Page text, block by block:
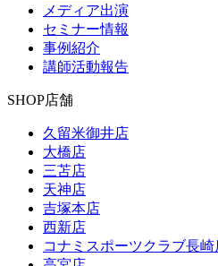
メディア出演
セミナー情報
事例紹介
講師活動報告
SHOP店舗
久留米御井店
大橋店
三苫店
天神店
吉塚本店
西新店
コナミスポーツクラブ長崎